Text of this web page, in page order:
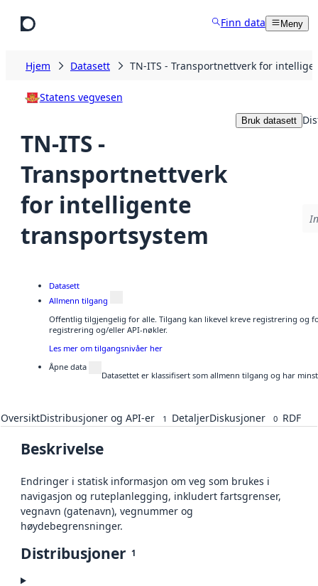
Finn data Meny
Hjem Datasett TN-ITS - Transportnettverk for
Statens vegvesen
TN-ITS -
Transportnettverk
for intelligente
transportsystem
Bruk datasett
Datasett
Allmenn tilgang
Offentlig tilgjengelig for alle. Tilgang kan likevel kreve registrering og
registrering og/eller API-nøkler.
Les mer om tilgangsnivåer her
Åpne data
Datasettet er klassifisert som allmenn tilgang og har
OversiktDistribusjoner og API-er 1 DetaljerDiskusjoner 0 RDF
Beskrivelse
Endringer i statisk informasjon om veg som brukes i
navigasjon og ruteplanlegging, inkludert fartsgrenser,
vegnavn (gatenavn), vegnummer og
høydebegrensninger.
Distribusjoner 1